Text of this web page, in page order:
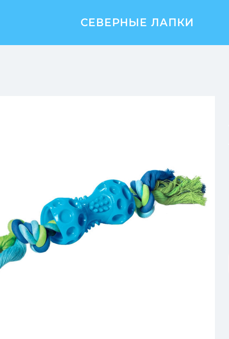
СЕВЕРНЫЕ ЛАПКИ